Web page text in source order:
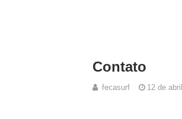
Contato
fecasurf 12 de